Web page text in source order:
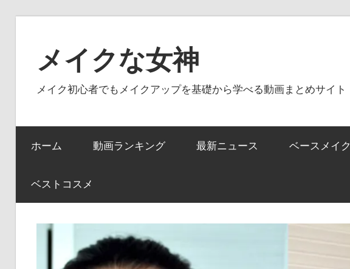
ス
メイクな女神
メイク初心者でもメイクアップを基礎から学べる動画まとめサイト
ホーム 動画ランキング 最新ニュース ベースメイク
ベストコスメ